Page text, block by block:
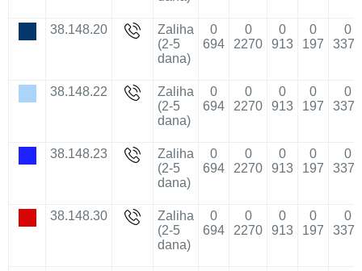
38.148.20
Zaliha
(2-5
dana)
0
694
0
2270
0
913
0
197
0
3373
38.148.22
Zaliha
(2-5
dana)
0
694
0
2270
0
913
0
197
0
3373
38.148.23
Zaliha
(2-5
dana)
0
694
0
2270
0
913
0
197
0
3373
38.148.30
Zaliha
(2-5
dana)
0
694
0
2270
0
913
0
197
0
3373